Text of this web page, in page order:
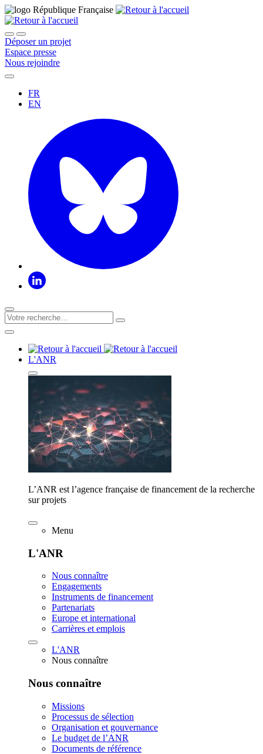
Déposer un projet
Espace presse
Nous rejoindre
FR
EN
L'ANR
L’ANR est l’agence française de financement de la recherche
sur projets
Menu
L'ANR
Nous connaître
Engagements
Instruments de financement
Partenariats
Europe et international
Carrières et emplois
L'ANR
Nous connaître
Nous connaître
Missions
Processus de sélection
Organisation et gouvernance
Le budget de l’ANR
Documents de référence